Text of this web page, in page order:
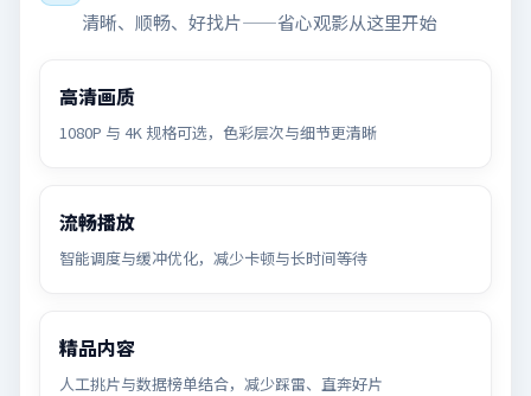
清晰、顺畅、好找片——省心观影从这里开始
高清画质
1080P 与 4K 规格可选，色彩层次与细节更清晰
流畅播放
智能调度与缓冲优化，减少卡顿与长时间等待
精品内容
人工挑片与数据榜单结合，减少踩雷、直奔好片